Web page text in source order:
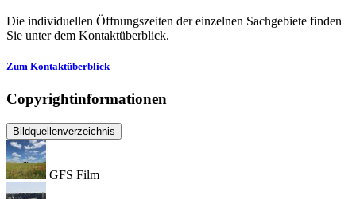
Die individuellen Öffnungszeiten der einzelnen Sachgebiete finden
Sie unter dem Kontaktüberblick.
Zum Kontaktüberblick
Copyrightinformationen
Bildquellenverzeichnis
GFS Film